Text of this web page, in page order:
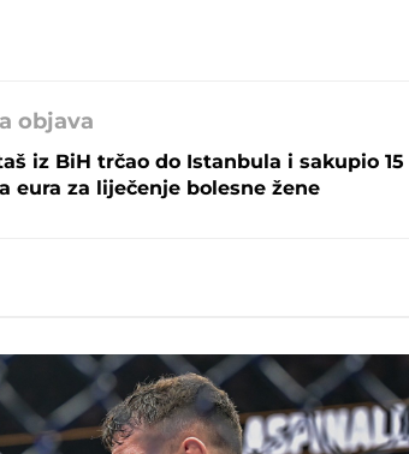
objava
iz BiH trčao do Istanbula i sakupio 15
eura za liječenje bolesne žene